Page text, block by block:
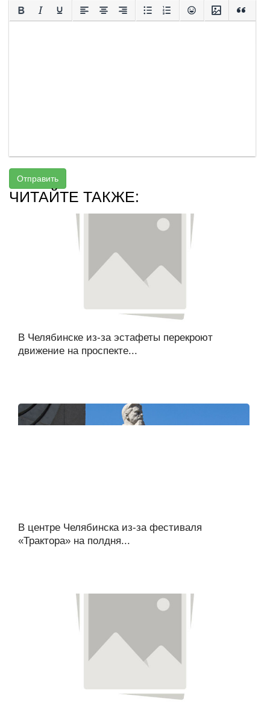
Отправить
ЧИТАЙТЕ ТАКЖЕ:
В Челябинске из-за эстафеты перекроют
движение на проспекте...
В центре Челябинска из-за фестиваля
«Трактора» на полдня...